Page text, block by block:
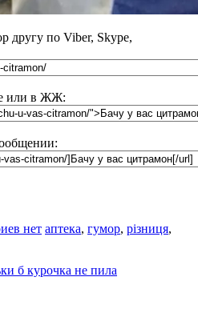
другу по Viber, Skype,
или в ЖЖ:
нет аптека, гумор, різниця,
б курочка не пила